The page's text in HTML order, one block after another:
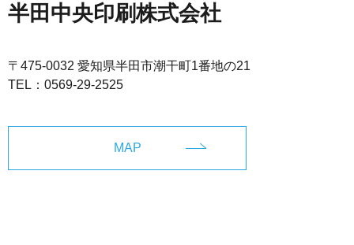
半田中央印刷株式会社
〒475-0032 愛知県半田市潮干町1番地の21
TEL： 0569-29-2525
MAP